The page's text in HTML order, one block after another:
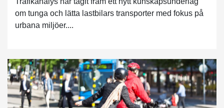
om tunga och lätta lastbilars transporter med fokus på
urbana miljöer....